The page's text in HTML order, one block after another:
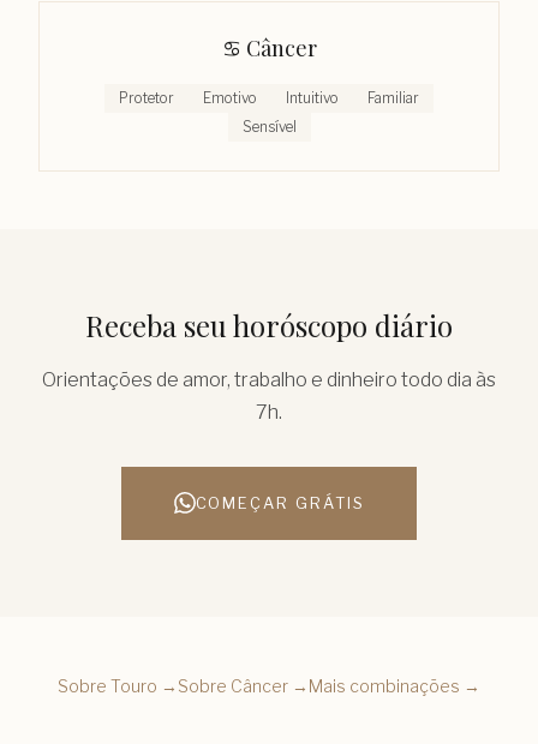
♋︎ Câncer
Protetor Emotivo Intuitivo
Familiar
Sensível
Receba seu horóscopo diário
Orientações de amor, trabalho e dinheiro todo dia às
7h.
COMEÇAR GRÁTIS
Sobre Touro → Sobre Câncer → Mais combinações →